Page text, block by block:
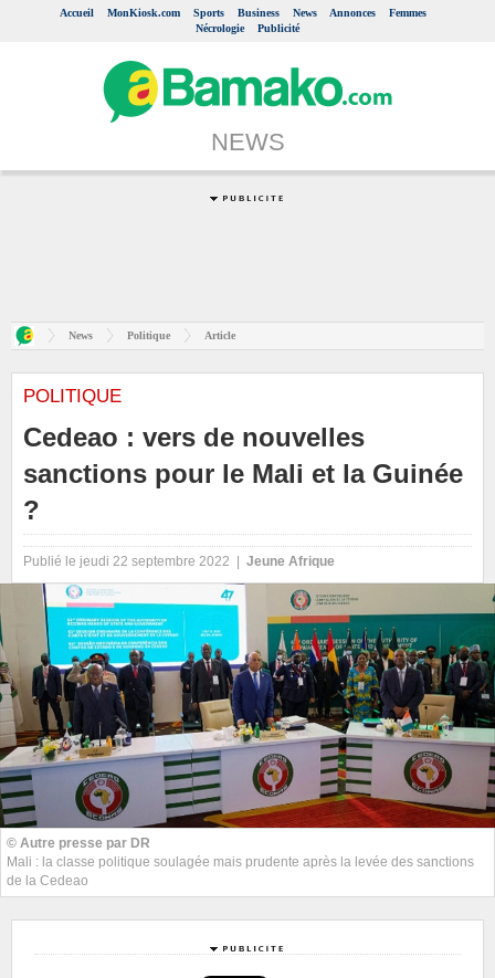
Accueil MonKiosk.com Sports Business News Annonces
Femmes
Nécrologie
Publicité
NEWS
News Politique Article
POLITIQUE
Cedeao : vers de nouvelles
sanctions pour le Mali et la Guinée
?
Publié le jeudi 22 septembre 2022 | Jeune Afrique
© Autre presse par DR
Mali : la classe politique soulagée mais prudente après la levée des sanctions
de la Cedeao